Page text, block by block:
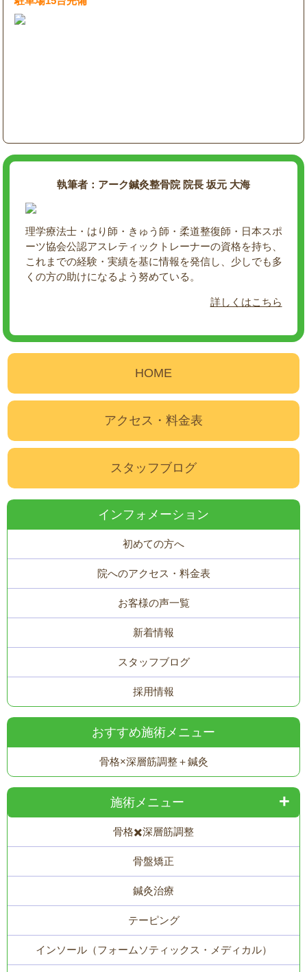
執筆者：アーク鍼灸整骨院 院長 坂元 大海
理学療法士・はり師・きゅう師・柔道整復師・日本スポ
ーツ協会公認アスレティックトレーナーの資格を持ち、
これまでの経験・実績を基に情報を発信し、少しでも多
くの方の助けになるよう努めている。
詳しくはこちら
HOME
アクセス・料金表
スタッフブログ
インフォメーション
初めての方へ
院へのアクセス・料金表
お客様の声一覧
新着情報
スタッフブログ
採用情報
おすすめ施術メニュー
骨格×深層筋調整＋鍼灸
施術メニュー
骨格✖️深層筋調整
骨盤矯正
鍼灸治療
テーピング
インソール（フォームソティックス・メディカル）